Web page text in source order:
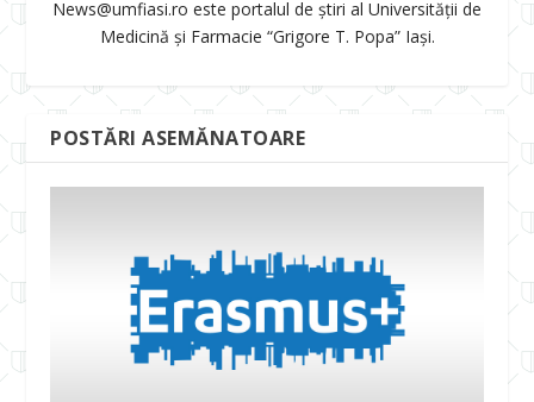
News@umfiasi.ro este portalul de știri al Universității de
Medicină și Farmacie “Grigore T. Popa” Iași.
POSTĂRI ASEMĂNATOARE